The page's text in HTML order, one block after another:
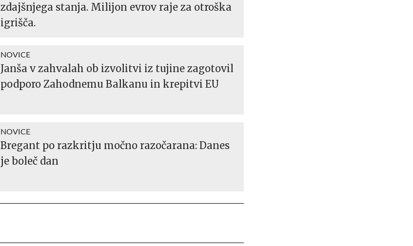
zdajšnjega stanja. Milijon evrov raje za otroška
igrišča.
NOVICE
Janša v zahvalah ob izvolitvi iz tujine zagotovil
podporo Zahodnemu Balkanu in krepitvi EU
NOVICE
Bregant po razkritju močno razočarana: Danes
je boleč dan